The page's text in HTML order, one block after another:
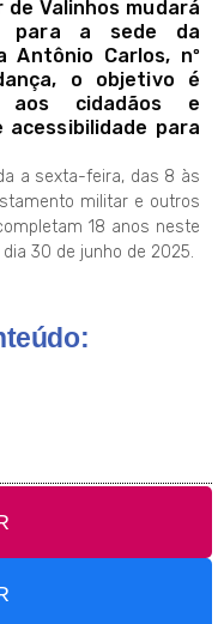
Valinhos mudará
para a sede da
Antônio Carlos, nº
o objetivo é
aos cidadãos e
para
a sexta-feira, das 8 às
militar e outros
18 anos neste
30 de junho de 2025.